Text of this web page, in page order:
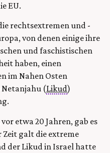
EU.
rechtsextremen und -
von denen einige ihre
und faschistischen
haben, einen
im Nahen Osten
Netanjahu (Likud)
etwa 20 Jahren, gab es
Zeit galt die extreme
der Likud in Israel hatte